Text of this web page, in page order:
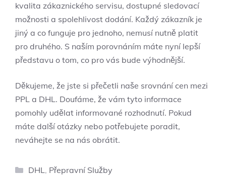
kvalita zákaznického servisu, dostupné sledovací
možnosti a spolehlivost dodání. Každý zákazník je
jiný a co funguje pro jednoho, nemusí nutně platit
pro druhého. S naším porovnáním máte nyní lepší
představu o tom, co pro vás bude výhodnější.
Děkujeme, že jste si přečetli naše srovnání cen mezi
PPL a DHL. Doufáme, že vám tyto informace
pomohly udělat informované rozhodnutí. Pokud
máte další otázky nebo potřebujete poradit,
neváhejte se na nás obrátit.
Rubriky
DHL, Přepravní Služby